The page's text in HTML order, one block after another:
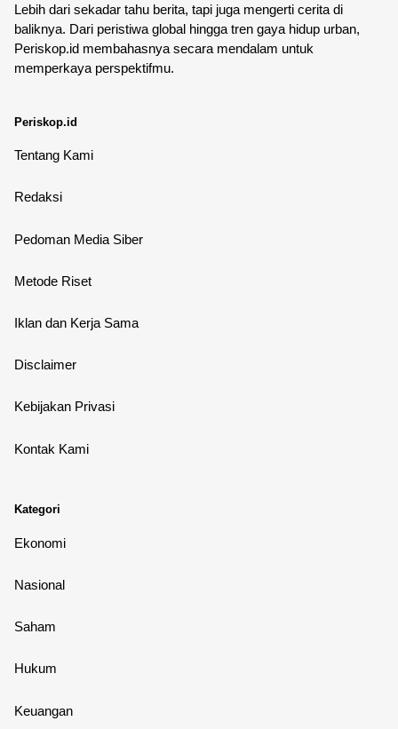
Lebih dari sekadar tahu berita, tapi juga mengerti cerita di
baliknya. Dari peristiwa global hingga tren gaya hidup urban,
Periskop.id membahasnya secara mendalam untuk
memperkaya perspektifmu.
Periskop.id
Tentang Kami
Redaksi
Pedoman Media Siber
Metode Riset
Iklan dan Kerja Sama
Disclaimer
Kebijakan Privasi
Kontak Kami
Kategori
Ekonomi
Nasional
Saham
Hukum
Keuangan